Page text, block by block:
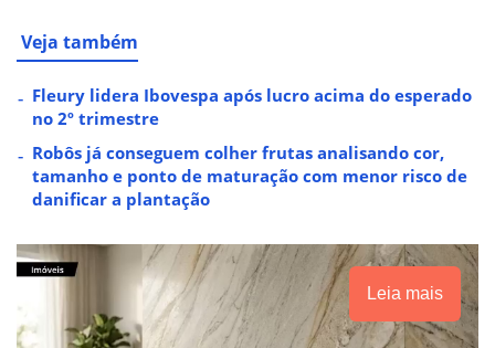
Veja também
Fleury lidera Ibovespa após lucro acima do esperado
no 2º trimestre
Robôs já conseguem colher frutas analisando cor,
tamanho e ponto de maturação com menor risco de
danificar a plantação
Leia mais